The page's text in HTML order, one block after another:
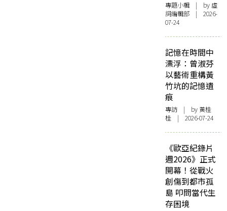
專題小輯 | by 虛
詞編輯部 | 2026-
07-24
記憶在時間中
漂浮：曾淑芬
以藝術重構黃
竹坑的記憶遺
痕
專訪 | by 黃桂
桂 | 2026-07-24
《歐亞紀錄片
週2026》正式
開幕！從戰火
創傷到都市孤
島 叩問當代生
存困境